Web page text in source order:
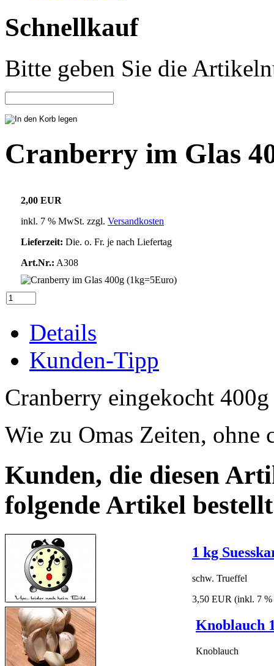
Schnellkauf
Bitte geben Sie die
Cranberry im Glas
2,00 EUR
inkl. 7 % MwSt. zzgl. Versandkosten
Lieferzeit: Die. o. Fr. je nach Liefertag
Art.Nr.: A308
Details
Kunden-Tipp
Cranberry eingekocht 400g
Wie zu Omas Zeiten, ohne
Kunden, die diesen
folgende Artikel
1 kg
schw. Trueffel
3,50 EUR (inkl. 7
Knoblauch
Knoblauch